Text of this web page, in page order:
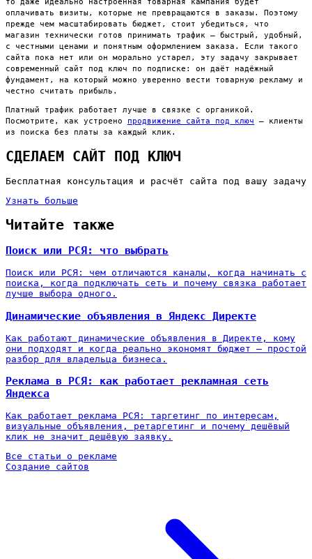
оплачивать визиты, которые не превращаются в заказы. Поэтому
прежде чем масштабировать бюджет, стоит убедиться, что
магазин технически готов принимать трафик — быстрый, удобный,
с честными ценами и понятным оформлением заказа. Если такого
сайта пока нет или он морально устарел, эту задачу закрывает
современный сайт под ключ по подписке: он даёт надёжный
фундамент, на который можно уверенно вести товарную рекламу и
честно считать прибыль.
Платный трафик работает лучше в связке с органикой.
Посмотрите, как устроено продвижение сайта под ключ — клиенты
из поиска без платы за каждый клик.
СДЕЛАЕМ САЙТ ПОД КЛЮЧ
Бесплатная консультация и расчёт сайта под вашу задачу
Узнать больше
Читайте также
Поиск или РСЯ: что выбрать
Поиск или РСЯ: чем отличаются каналы, когда начинать с
поиска, когда подключать сеть и почему связка работает
лучше выбора одного.
Динамические объявления в Яндекс Директе
Как работают динамические объявления в Директе, кому
они подходят и когда реально экономят бюджет — простой
разбор для владельца бизнеса.
Реклама в РСЯ: как работает рекламная сеть
Яндекса
Как работает реклама РСЯ: таргетинг по интересам,
визуальные объявления, ретаргетинг и почему дешёвый
клик не значит дешёвую заявку.
Все статьи о рекламе
Создание сайтов